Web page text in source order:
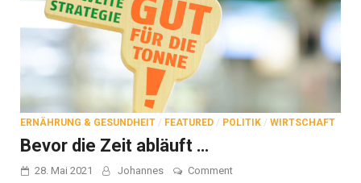
ERNÄHRUNG & GESUNDHEIT / FEATURED / POLITIK / WIRTSCHAFT
Bevor die Zeit abläuft …
28. Mai 2021 Johannes Commenton